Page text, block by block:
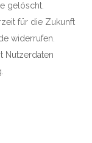
gelöscht.
für die Zukunft
widerrufen.
Nutzerdaten